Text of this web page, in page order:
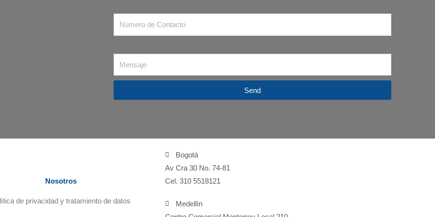
Send
Nosotros
de privacidad y tratamiento de datos
Bogotá
Av Cra 30 No. 74-81
Cel. 310 5518121
Medellín